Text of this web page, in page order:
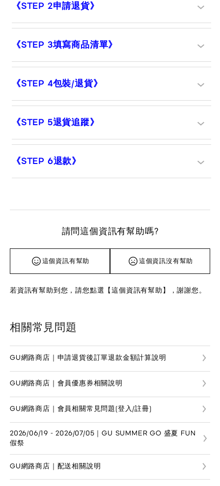
《STEP 2申請退貨》
《STEP 3填寫商品清單》
《STEP 4包裝/退貨》
《STEP 5退貨追蹤》
《STEP 6退款》
請問這個資訊有幫助嗎?
這個資訊有幫助 這個資訊沒有幫助
若資訊有幫助到您，請您點選【這個資訊有幫助】，謝謝您。
相關常見問題
GU網路商店｜申請退貨後訂單退款金額計算說明
GU網路商店｜會員優惠券相關說明
GU網路商店｜會員相關常見問題(登入/註冊)
2026/06/19 - 2026/07/05｜GU SUMMER GO 盛夏 FUN
假祭
GU網路商店｜配送相關說明